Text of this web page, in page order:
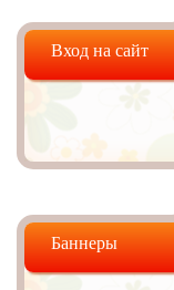
Вход на сайт
Баннеры